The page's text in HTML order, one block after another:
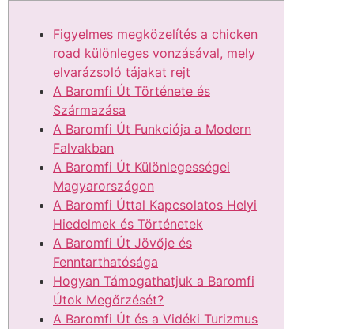
Figyelmes megközelítés a chicken
road különleges vonzásával, mely
elvarázsoló tájakat rejt
A Baromfi Út Története és
Származása
A Baromfi Út Funkciója a Modern
Falvakban
A Baromfi Út Különlegességei
Magyarországon
A Baromfi Úttal Kapcsolatos Helyi
Hiedelmek és Történetek
A Baromfi Út Jövője és
Fenntarthatósága
Hogyan Támogathatjuk a Baromfi
Útok Megőrzését?
A Baromfi Út és a Vidéki Turizmus